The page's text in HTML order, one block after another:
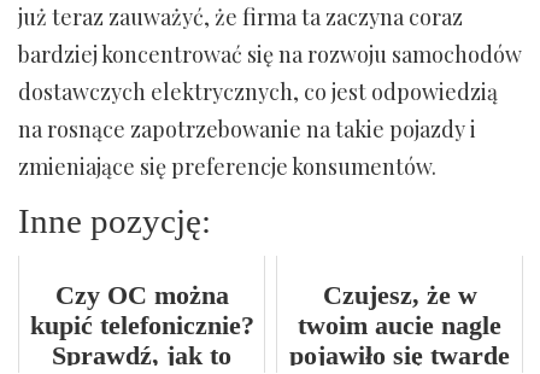
już teraz zauważyć, że firma ta zaczyna coraz
bardziej koncentrować się na rozwoju samochodów
dostawczych elektrycznych, co jest odpowiedzią
na rosnące zapotrzebowanie na takie pojazdy i
zmieniające się preferencje konsumentów.
Inne pozycję:
Czy OC można
kupić telefonicznie?
Sprawdź, jak to
Czujesz, że w
twoim aucie nagle
pojawiło się twarde